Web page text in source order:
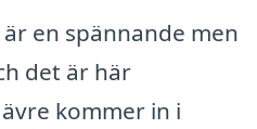
en spännande men
det är här
kommer in i